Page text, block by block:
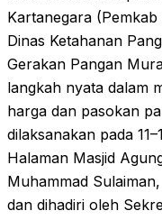
Kartanegara
Dinas Ketahanan
Gerakan Pangan
langkah nyata dalam
harga dan pasokan
dilaksanakan pada
Halaman Masjid
Muhammad
dan dihadiri oleh